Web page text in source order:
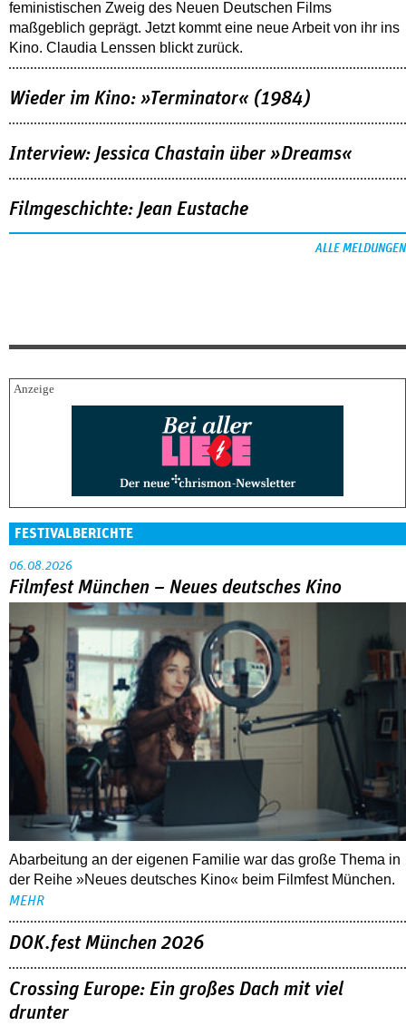
feministischen Zweig des Neuen Deutschen Films
maßgeblich geprägt. Jetzt kommt eine neue Arbeit von ihr ins
Kino. Claudia Lenssen blickt zurück.
Wieder im Kino: »Terminator« (1984)
Interview: Jessica Chastain über »Dreams«
Filmgeschichte: Jean Eustache
ALLE MELDUNGEN
FESTIVALBERICHTE
06.08.2026
Filmfest München – Neues deutsches Kino
Abarbeitung an der eigenen Familie war das große Thema in
der Reihe »Neues deutsches Kino« beim Filmfest München.
MEHR
DOK.fest München 2026
Crossing Europe: Ein großes Dach mit viel
drunter